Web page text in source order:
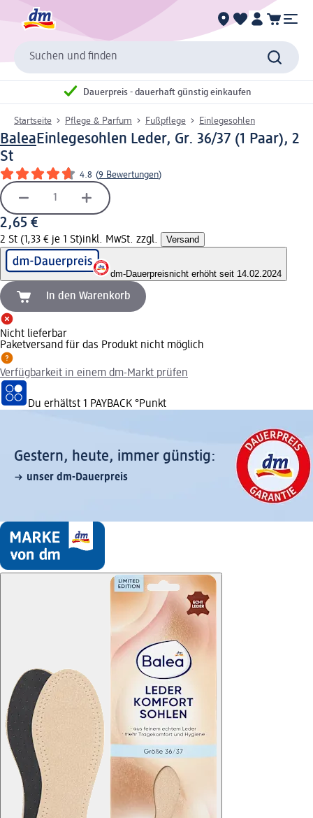
Suchen und finden
Dauerpreis - dauerhaft günstig einkaufen
Startseite Pflege & Parfum Fußpflege Einlegesohlen
BaleaEinlegesohlen Leder, Gr. 36/37 (1 Paar), 2
St
4.8 (9 Bewertungen)
2,65 €
2 St (1,33 € je 1 St)inkl. MwSt. zzgl. Versand
dm-Dauerpreisnicht erhöht seit 14.02.2024
In den Warenkorb
Nicht lieferbar
Paketversand für das Produkt nicht möglich
Verfügbarkeit in einem dm-Markt prüfen
Du erhältst 1 PAYBACK °Punkt
Gestern, heute, immer günstig:
unser dm-Dauerpreis